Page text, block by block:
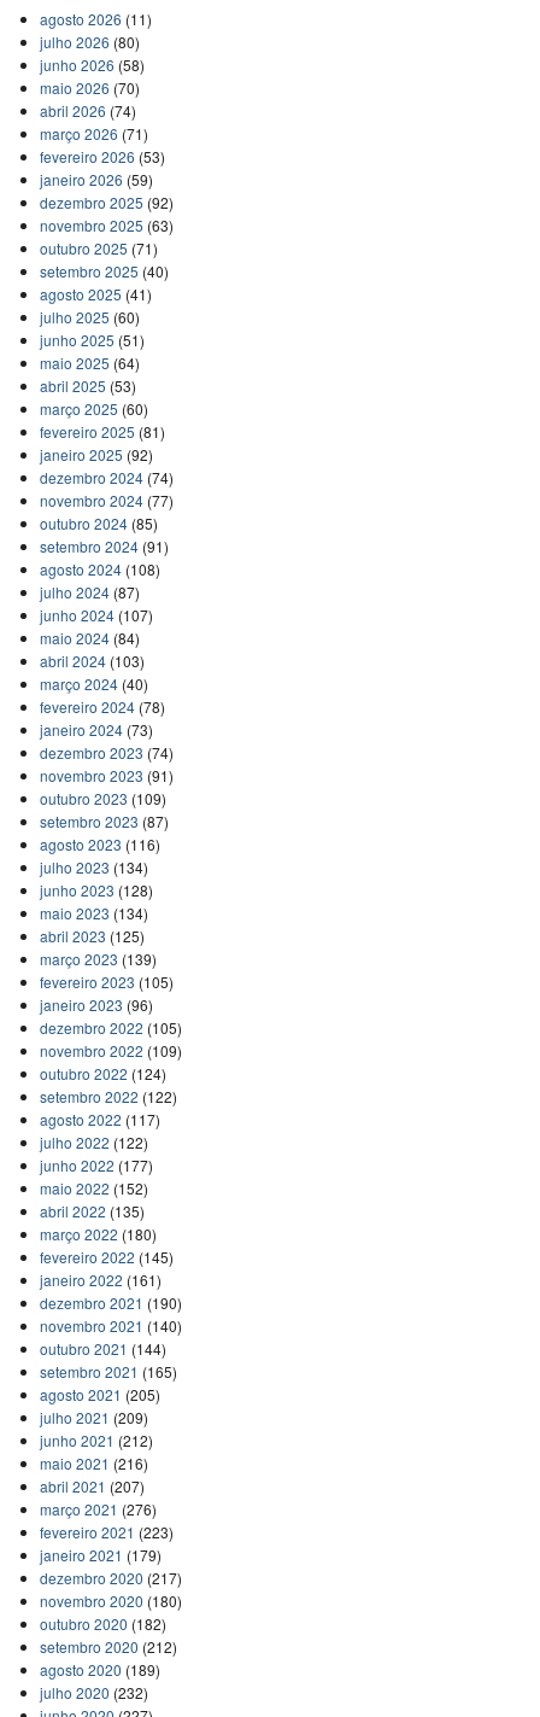
agosto 2026 (11)
julho 2026 (80)
junho 2026 (58)
maio 2026 (70)
abril 2026 (74)
março 2026 (71)
fevereiro 2026 (53)
janeiro 2026 (59)
dezembro 2025 (92)
novembro 2025 (63)
outubro 2025 (71)
setembro 2025 (40)
agosto 2025 (41)
julho 2025 (60)
junho 2025 (51)
maio 2025 (64)
abril 2025 (53)
março 2025 (60)
fevereiro 2025 (81)
janeiro 2025 (92)
dezembro 2024(74)
novembro 2024(77)
outubro 2024(85)
setembro 2024(91)
agosto 2024(108)
julho 2024(87)
junho 2024(107)
maio 2024(84)
abril 2024(103)
março 2024(40)
fevereiro 2024(78)
janeiro 2024(73)
dezembro 2023 (74)
novembro 2023 (91)
outubro 2023 (109)
setembro 2023 (87)
agosto 2023 (116)
julho 2023 (134)
junho 2023 (128)
maio 2023 (134)
abril 2023 (125)
março 2023 (139)
fevereiro 2023 (105)
janeiro 2023 (96)
dezembro 2022 (105)
novembro 2022 (109)
outubro 2022 (124)
setembro 2022 (122)
agosto 2022 (117)
julho 2022 (122)
junho 2022 (177)
maio 2022 (152)
abril 2022 (135)
março 2022 (180)
fevereiro 2022 (145)
janeiro 2022 (161)
dezembro 2021 (190)
novembro 2021 (140)
outubro 2021 (144)
setembro 2021 (165)
agosto 2021 (205)
julho 2021 (209)
junho 2021 (212)
maio 2021 (216)
abril 2021 (207)
março 2021 (276)
fevereiro 2021 (223)
janeiro 2021 (179)
dezembro 2020 (217)
novembro 2020 (180)
outubro 2020 (182)
setembro 2020 (212)
agosto 2020 (189)
julho 2020 (232)